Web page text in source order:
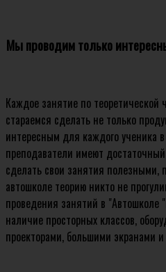
Мы проводим только
Каждое занятие по теоретической
стараемся сделать не только
интересным для каждого ученика
преподаватели имеют
сделать свои занятия полезными,
автошколе теорию никто не
проведения занятий в "Автошколе
наличие просторных классов,
проекторами, большими экранами